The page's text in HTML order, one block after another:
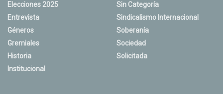
Elecciones 2025
Entrevista
Géneros
Gremiales
Historia
Institucional
Sin Categoría
Sindicalismo Internacional
Soberanía
Sociedad
Solicitada